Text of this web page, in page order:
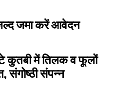
जमा करें आवेदन
कुतबी में तिलक व फूलों
संगोष्ठी संपन्न